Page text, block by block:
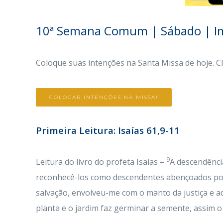
10ª Semana Comum | Sábado |
Coloque suas intenções na Santa Missa de hoje.
COLOCAR INTENÇÕES NA MISSA!
Primeira Leitura: Isaías 61,9-11
Leitura do livro do profeta Isaías – 9A
reconhecê-los como descendentes abençoados
salvação, envolveu-me com o manto da justiça e
planta e o jardim faz germinar a semente, assim